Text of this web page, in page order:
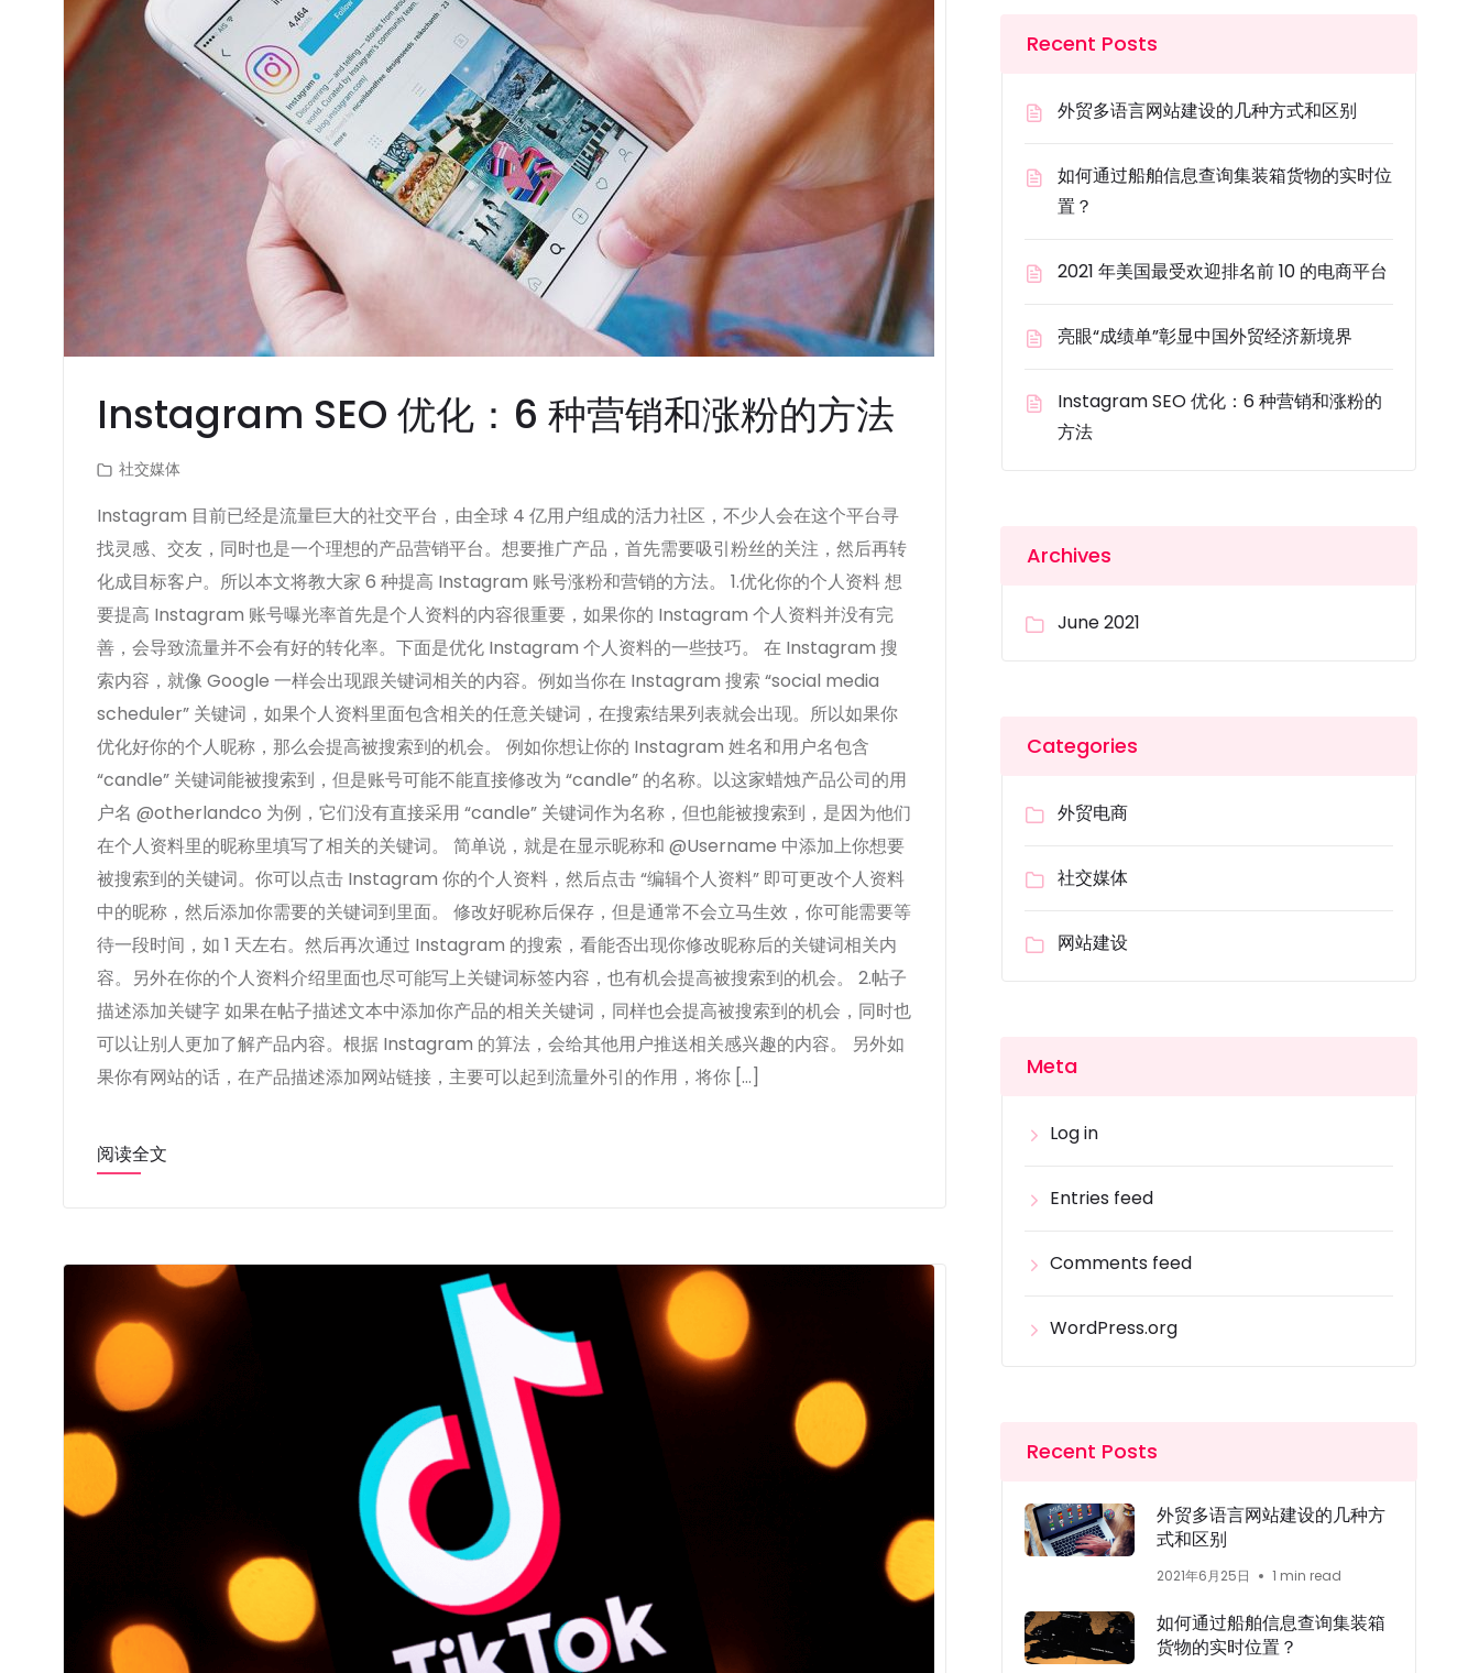
Instagram SEO 优化：6 种营销和涨粉的方法
社交媒体
Instagram 目前已经是流量巨大的社交平台，由全球 4 亿用户组成的活力社区，不少人会在这个平台寻
找灵感、交友，同时也是一个理想的产品营销平台。想要推广产品，首先需要吸引粉丝的关注，然后再转
化成目标客户。所以本文将教大家 6 种提高 Instagram 账号涨粉和营销的方法。 1.优化你的个人资料 想
要提高 Instagram 账号曝光率首先是个人资料的内容很重要，如果你的 Instagram 个人资料并没有完
善，会导致流量并不会有好的转化率。下面是优化 Instagram 个人资料的一些技巧。 在 Instagram 搜
索内容，就像 Google 一样会出现跟关键词相关的内容。例如当你在 Instagram 搜索 “social media
scheduler” 关键词，如果个人资料里面包含相关的任意关键词，在搜索结果列表就会出现。所以如果你
优化好你的个人昵称，那么会提高被搜索到的机会。 例如你想让你的 Instagram 姓名和用户名包含
“candle” 关键词能被搜索到，但是账号可能不能直接修改为 “candle” 的名称。以这家蜡烛产品公司的用
户名 @otherlandco 为例，它们没有直接采用 “candle” 关键词作为名称，但也能被搜索到，是因为他们
在个人资料里的昵称里填写了相关的关键词。 简单说，就是在显示昵称和 @Username 中添加上你想要
被搜索到的关键词。你可以点击 Instagram 你的个人资料，然后点击 “编辑个人资料” 即可更改个人资料
中的昵称，然后添加你需要的关键词到里面。 修改好昵称后保存，但是通常不会立马生效，你可能需要等
待一段时间，如 1 天左右。然后再次通过 Instagram 的搜索，看能否出现你修改昵称后的关键词相关内
容。另外在你的个人资料介绍里面也尽可能写上关键词标签内容，也有机会提高被搜索到的机会。 2.帖子
描述添加关键字 如果在帖子描述文本中添加你产品的相关关键词，同样也会提高被搜索到的机会，同时也
可以让别人更加了解产品内容。根据 Instagram 的算法，会给其他用户推送相关感兴趣的内容。 另外如
果你有网站的话，在产品描述添加网站链接，主要可以起到流量外引的作用，将你 […]
阅读全文
Recent Posts
外贸多语言网站建设的几种方式和区别
如何通过船舶信息查询集装箱货物的实时位
置？
2021 年美国最受欢迎排名前 10 的电商平台
亮眼“成绩单”彰显中国外贸经济新境界
Instagram SEO 优化：6 种营销和涨粉的
方法
Archives
June 2021
Categories
外贸电商
社交媒体
网站建设
Meta
Log in
Entries feed
Comments feed
WordPress.org
Recent Posts
外贸多语言网站建设的几种方
式和区别
2021年6月25日 1 min read
如何通过船舶信息查询集装箱
货物的实时位置？